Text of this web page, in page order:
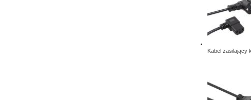
Kabel zasilający